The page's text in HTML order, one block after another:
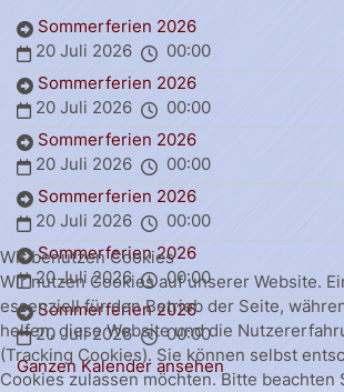
Sommerferien 2026
20 Juli 2026
00:00
Sommerferien 2026
20 Juli 2026
00:00
Sommerferien 2026
20 Juli 2026
00:00
Sommerferien 2026
20 Juli 2026
00:00
Sommerferien 2026
20 Juli 2026
00:00
Sommerferien 2026
20 Juli 2026
00:00
Ganzen Kalender ansehen
Wir benutzen Cookies
Wir nutzen Cookies auf unserer Website.
essenziell für den Betrieb der Seite,
helfen, diese Website und die
(Tracking Cookies). Sie können selbst
Cookies zulassen möchten. Bitte beachten